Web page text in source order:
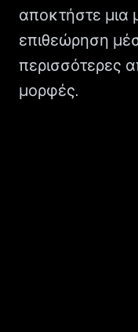
αποκτήστε μια
επιθεώρηση
περισσότερες
μορφές.